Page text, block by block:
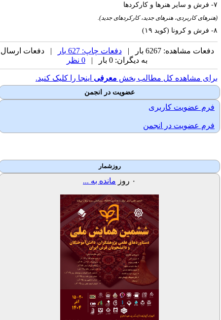
فرش و سایر هنرها و کارکردها
هنرهای کاربردی، هنرهای جدید، کارکردهای جدید).
فرش و کرونا (کوید ۱۹)
دفعات مشاهده: 6267 بار | دفعات چاپ: 627 بار
| دفعات ارسال
به دیگران: 0 بار |
مشاهده کل مطالب بخش معرفیاینجا را کلیک کنید.
عضویت در انجمن
فرم عضویت کاربری
فرم عضویت در انجمن
روزشمار
روزمانده به ...